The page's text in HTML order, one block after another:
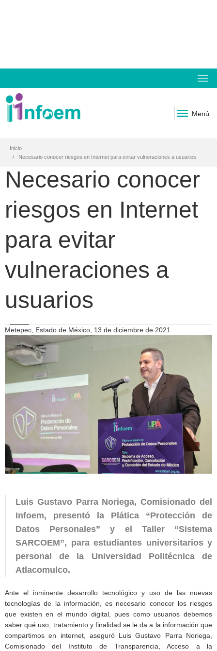
Menú
Inicio
Necesario conocer riesgos en Internet para evitar vulneraciones a usuarios
Necesario conocer
riesgos en Internet
para evitar
vulneraciones a
usuarios
Metepec, Estado de México, 13 de diciembre de 2021
Luis Gustavo Parra Noriega, Comisionado del
Infoem, presentó la Plática “Protección de
Datos Personales” y el Taller “Sistema
SARCOEM”, para estudiantes universitarios y
personal de la Universidad Politécnica de
Atlacomulco.
Ante el inminente desarrollo tecnológico y uso de las nuevas
tecnologías de la información, es necesario conocer los riesgos
que existen en el mundo digital, pues como usuarios debemos
saber qué uso, tratamiento y finalidad se le da a la información que
compartimos en internet, aseguró Luis Gustavo Parra Noriega,
Comisionado del Instituto de Transparencia, Acceso a la